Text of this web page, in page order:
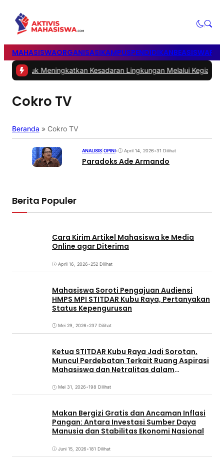
MAHASISWAORGANISASIKAMPUSPENDIDIKANBEASISWA
untuk Meningkatkan Kesadaran Lingkungan Melalui Kegiatan
Cokro TV
Beranda » Cokro TV
ANALISIS OPINI• April 14, 2026•31 Dilihat
Paradoks Ade Armando
Berita Populer
Cara Kirim Artikel Mahasiswa ke Media
Online agar Diterima
April 16, 2026•252 Dilihat
Mahasiswa Soroti Pengajuan Audiensi
HMPS MPI STITDAR Kubu Raya, Pertanyakan
Status Kepengurusan
Mei 29, 2026•237 Dilihat
Ketua STITDAR Kubu Raya Jadi Sorotan,
Muncul Perdebatan Terkait Ruang Aspirasi
Mahasiswa dan Netralitas dalam
Mei 31, 2026•198 Dilihat
Makan Bergizi Gratis dan Ancaman Inflasi
Pangan: Antara Investasi Sumber Daya
Manusia dan Stabilitas Ekonomi Nasional
Juni 15, 2026•181 Dilihat